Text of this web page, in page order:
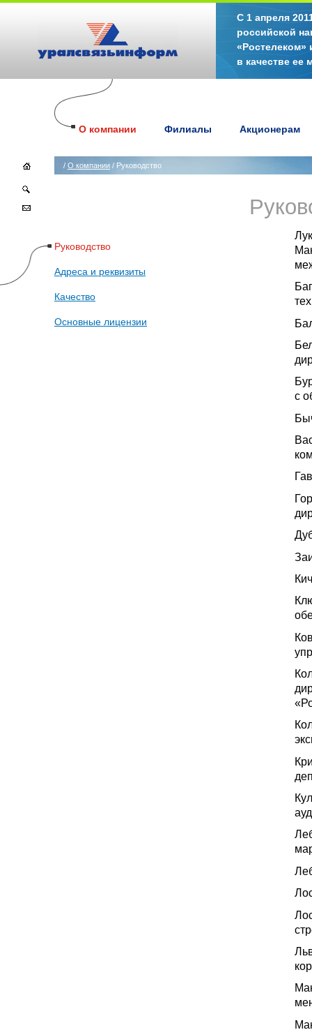
С 1 апреля
российской
«Ростелеком»
в качестве ее
О компании Филиалы Акционерам
/ О компании / Руководство
Руководство
Адреса и реквизиты
Качество
Основные лицензии
с